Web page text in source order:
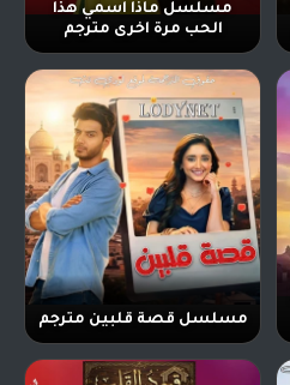
مسلسل ماذا اسمي هذا
الحب مرة اخرى مترجم
مسلسل قصة قلبين مترجم